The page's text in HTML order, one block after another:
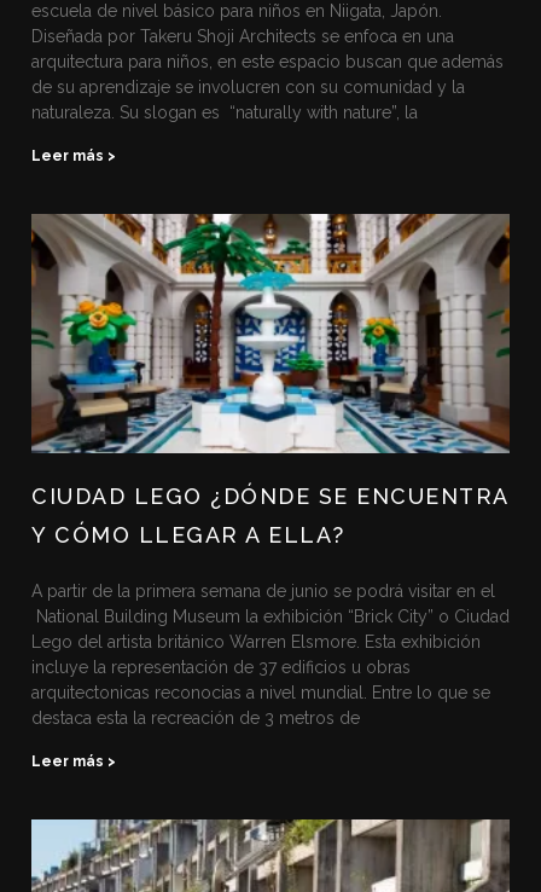
escuela de nivel básico para niños en Niigata, Japón.
Diseñada por Takeru Shoji Architects se enfoca en una
arquitectura para niños, en este espacio buscan que además
de su aprendizaje se involucren con su comunidad y la
naturaleza. Su slogan es “naturally with nature”, la
Leer más >
CIUDAD LEGO ¿DÓNDE SE ENCUENTRA
Y CÓMO LLEGAR A ELLA?
A partir de la primera semana de junio se podrá visitar en el
National Building Museum la exhibición “Brick City” o Ciudad
Lego del artista británico Warren Elsmore. Esta exhibición
incluye la representación de 37 edificios u obras
arquitectonicas reconocias a nivel mundial. Entre lo que se
destaca esta la recreación de 3 metros de
Leer más >